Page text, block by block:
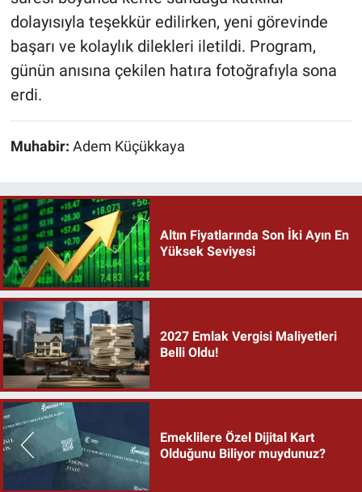
dolayısıyla teşekkür edilirken, yeni görevinde
başarı ve kolaylık dilekleri iletildi. Program,
günün anısına çekilen hatıra fotoğrafıyla sona
erdi.
Muhabir: Adem Küçükkaya
Altın Fiyatlarında Son İki Ayın En
Yüksek Seviyesi
2027 Emlak Vergisi Maliyetleri
Belli Oldu!
Emeklilere Özel Dijital Kart
Olduğunu Biliyor muydunuz?